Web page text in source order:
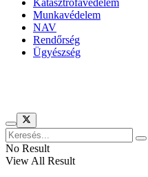
Katasztrófavédelem
Munkavédelem
NAV
Rendőrség
Ügyészség
No Result
View All Result